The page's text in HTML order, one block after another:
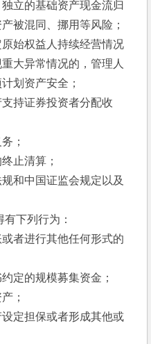
的基础资产现金流归
被混同、挪用等风险；
权益人持续经营情况
大异常情况的，管理人
划资产安全；
证券投资者分配收
；
清算；
中国证监会规定以及
下列行为：
进行其他任何形式的
的规模募集资金；
；
担保或者形成其他或